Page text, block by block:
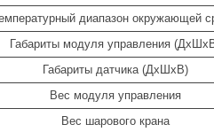
диапазон окружающей
Габариты модуля управления
Габариты датчика (ДхШхВ)
Вес модуля управления
Вес шарового крана